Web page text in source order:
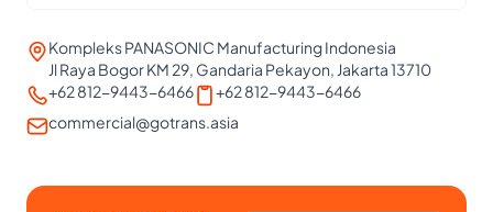
Kompleks PANASONIC Manufacturing Indonesia
Jl Raya Bogor KM 29, Gandaria Pekayon, Jakarta 13710
+62 812-9443-6466
+62 812-9443-6466
commercial@gotrans.asia